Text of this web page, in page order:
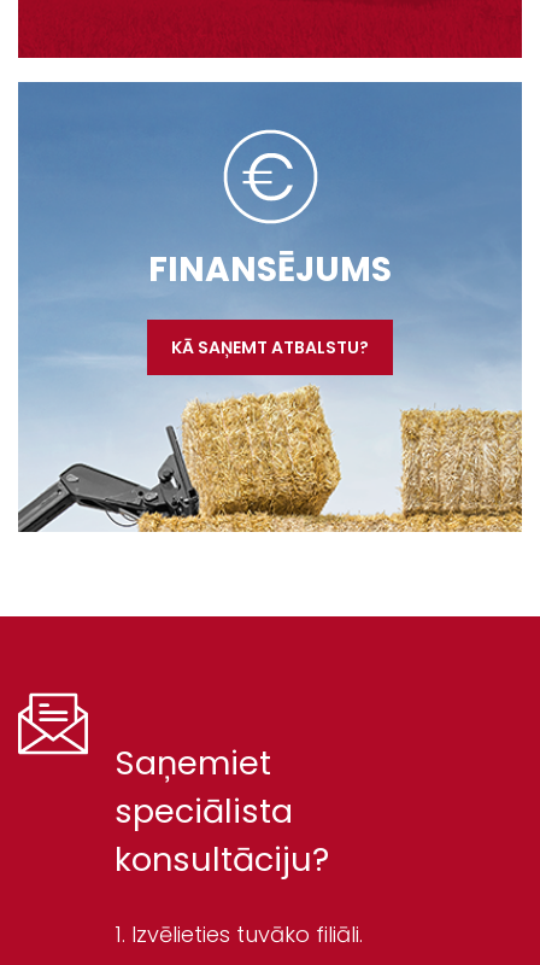
FINANSĒJUMS
KĀ SAŅEMT ATBALSTU?
Saņemiet
speciālista
konsultāciju?
Izvēlieties tuvāko filiāli.